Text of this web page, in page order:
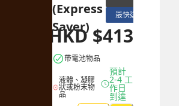
(Express
Saver)
最快送達
帶電池物品
液體、凝膠
狀或粉末物
品
HKD$413
預計
2-4 工
作日
到達